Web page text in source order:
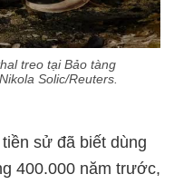
treo tại Bảo tàng
Solic/Reuters.
sử đã biết dùng
400.000 năm trước,